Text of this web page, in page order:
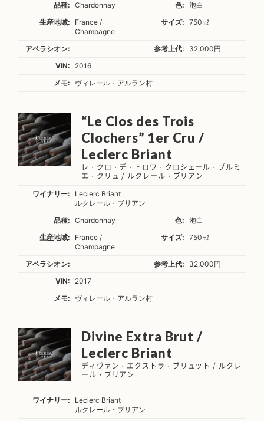
品種:
Chardonnay 色:
泡白
生産地域:
France /
Champagne
サイズ: 750㎖
アペラシオン: 参考上代:
32,000円
VIN:
2016
メモ:
ヴィレール・アルラン村
“Le Clos des Trois
Clochers” 1er Cru /
Leclerc Briant
レ・クロ・デ・トロワ・クロシェール・プルミ
エ・クリュ / ルクレール・ブリアン
ワイナリー:
Leclerc Briant
ルクレール・ブリアン
品種:
Chardonnay 色:
泡白
生産地域:
France /
Champagne
サイズ: 750㎖
アペラシオン: 参考上代:
32,000円
VIN:
2017
メモ:
ヴィレール・アルラン村
Divine Extra Brut /
Leclerc Briant
ディヴァン・エクストラ・ブリュット / ルクレ
ール・ブリアン
ワイナリー:
Leclerc Briant
ルクレール・ブリアン